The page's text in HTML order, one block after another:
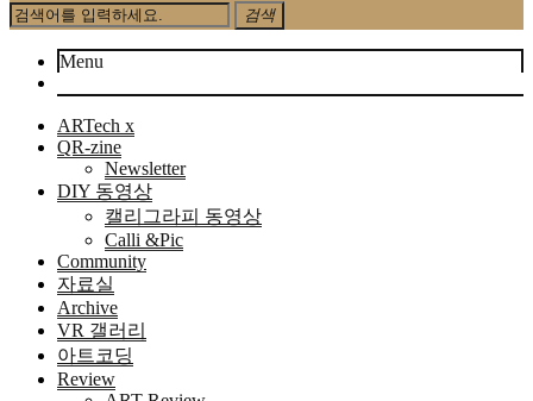
검색
Menu
ARTech x
QR-zine
Newsletter
DIY 동영상
캘리그라피 동영상
Calli &Pic
Community
자료실
Archive
VR 갤러리
아트코딩
Review